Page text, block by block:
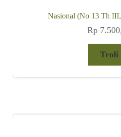
Nasional (No 13 Th
Rp
Troli